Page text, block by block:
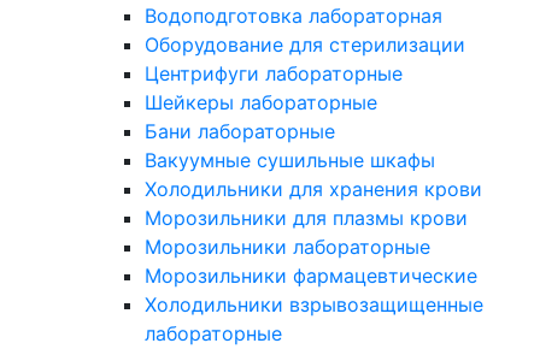
Водоподготовка лабораторная
Оборудование для стерилизации
Центрифуги лабораторные
Шейкеры лабораторные
Бани лабораторные
Вакуумные сушильные шкафы
Холодильники для хранения крови
Морозильники для плазмы крови
Морозильники лабораторные
Морозильники фармацевтические
Холодильники взрывозащищенные
лабораторные